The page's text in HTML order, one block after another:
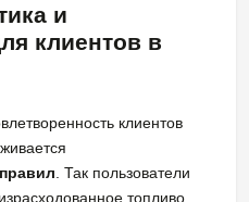
и
клиентов в
клиентов
. Так пользователи
топливо